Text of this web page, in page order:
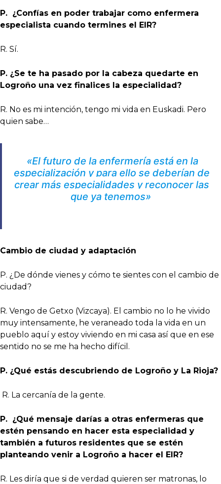
P. ¿Confías en poder trabajar como enfermera
especialista cuando termines el EIR?
R. Sí.
P. ¿Se te ha pasado por la cabeza quedarte en
Logroño una vez finalices la especialidad?
R. No es mi intención, tengo mi vida en Euskadi. Pero
quien sabe…
«El futuro de la enfermería está en la
especialización y para ello se deberían de
crear más especialidades y reconocer las
que ya tenemos»
Cambio de ciudad y adaptación
P. ¿De dónde vienes y cómo te sientes con el cambio de
ciudad?
R. Vengo de Getxo (Vizcaya). El cambio no lo he vivido
muy intensamente, he veraneado toda la vida en un
pueblo aquí y estoy viviendo en mi casa así que en ese
sentido no se me ha hecho difícil.
P. ¿Qué estás descubriendo de Logroño y La Rioja?
R. La cercanía de la gente.
P. ¿Qué mensaje darías a otras enfermeras que
estén pensando en hacer esta especialidad y
también a futuros residentes que se estén
planteando venir a Logroño a hacer el EIR?
R. Les diría que si de verdad quieren ser matronas, lo